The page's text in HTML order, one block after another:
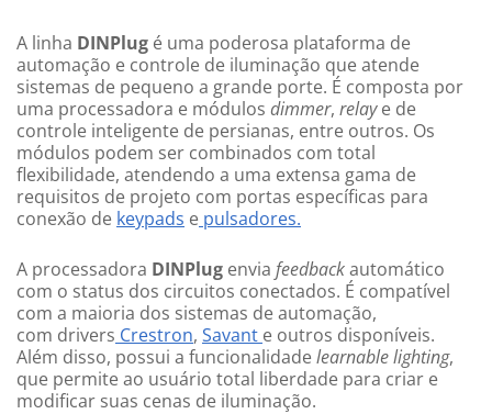
A linha DINPlug é uma poderosa plataforma de
automação e controle de iluminação que atende
sistemas de pequeno a grande porte. É composta por
uma processadora e módulos dimmer, relaye de
controle inteligente de persianas, entre outros. Os
módulos podem ser combinados com total
flexibilidade, atendendo a uma extensa gama de
requisitos de projeto com portas específicas para
conexão de keypads e pulsadores.
A processadora DINPlug envia feedbackautomático
com o status dos circuitos conectados. É compatível
com a maioria dos sistemas de automação,
com drivers Crestron, Savant e outros disponíveis.
Além disso, possui a funcionalidadelearnable lighting,
que permite ao usuário total liberdade para criar e
modificar suas cenas de iluminação.